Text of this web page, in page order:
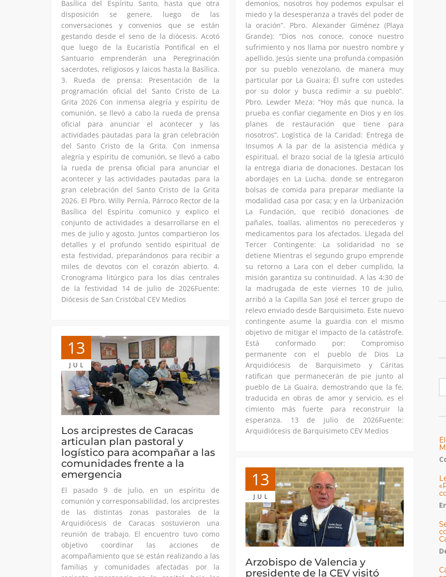
Basílica del Espíritu Santo, hasta que otra
disposición se genere, luego de las
conversaciones y convenios que se están
gestando desde el seno de la diócesis. Acotó
que luego de la Eucaristía Pontifical en el
Santuario emprenderán una Peregrinación
sacerdotes, religiosos y laicos hasta la Basílica.
3. Rueda de prensa: Presentación de la
programación oficial del Santo Cristo de La
Grita 2026 Con inmensa alegría y espíritu de
comunión, se llevó a cabo la rueda de prensa
oficial para anunciar el acontecer y las
actividades pautadas para la gran celebración
del Santo Cristo de la Grita. Con inmensa
alegría y espíritu de comunión, se llevó a cabo
la rueda de prensa oficial para anunciar el
acontecer y las actividades pautadas para la
gran celebración del Santo Cristo de la Grita
2026. El Pbro. Willy Pernía, Párroco Rector de la
Basílica del Espíritu comunico y explico el
conjunto de actividades a desarrollarse en el
mes de julio y agosto. Juntos compartieron los
detalles y el profundo sentido espiritual de
esta festividad, preparándonos para recibir a
miles de devotos con el corazón abierto. 4.
Cronograma litúrgico para los días centrales
de la festividad 14 de julio de 2026Fuente:
Diócesis de San Cristóbal CEV Medios
demonios, nosotros hoy podemos expulsar el
miedo y la desesperanza a través del poder de
la oración”. Pbro. Alexander Giménez (Playa
Grande): “Dios nos conoce, conoce nuestro
sufrimiento y nos llama por nuestro nombre y
apellido. Jesús siente una profunda compasión
por su pueblo venezolano, de manera muy
particular por La Guaira; Él sufre con ustedes
por su dolor y busca redimir a su pueblo”.
Pbro. Lewder Meza: “Hoy más que nunca, la
prueba es confiar ciegamente en Dios y en los
planes de restauración que tiene para
nosotros”. Logística de la Caridad: Entrega de
Insumos A la par de la asistencia médica y
espiritual, el brazo social de la Iglesia articuló
la entrega diaria de donaciones. Destacan los
abordajes en La Lucha, donde se entregaron
bolsas de comida para preparar mediante la
modalidad casa por casa; y en la Urbanización
La Fundación, que recibió donaciones de
pañales, toallas, alimentos no perecederos y
medicamentos para los afectados. Llegada del
Tercer Contingente: La solidaridad no se
detiene Mientras el segundo grupo emprende
su retorno a Lara con el deber cumplido, la
misión garantiza su continuidad. A las 4:30 de
la madrugada de este viernes 10 de julio,
arribó a la Capilla San José el tercer grupo de
relevo enviado desde Barquisimeto. Este nuevo
contingente asume la guardia con el mismo
objetivo de mitigar el impacto de la catástrofe.
Está conformado por: Compromiso
permanente con el pueblo de Dios La
Arquidiócesis de Barquisimeto y Cáritas
ratifican que permanecerán de pie junto al
pueblo de La Guaira, demostrando que la fe,
traducida en obras de amor y servicio, es el
cimiento más fuerte para reconstruir la
esperanza. 13 de julio de 2026Fuente:
Arquidiócesis de Barquisimeto CEV Medios
13
JUL
Los arciprestes de Caracas
articulan plan pastoral y
logístico para acompañar a las
comunidades frente a la
emergencia
El pasado 9 de julio, en un espíritu de
comunión y corresponsabilidad, los arciprestes
de las distintas zonas pastorales de la
Arquidiócesis de Caracas sostuvieron una
reunión de trabajo. El encuentro tuvo como
objetivo coordinar las acciones de
acompañamiento que se están realizando a las
familias y comunidades afectadas por la
13
JUL
Arzobispo de Valencia y
presidente de la CEV visitó